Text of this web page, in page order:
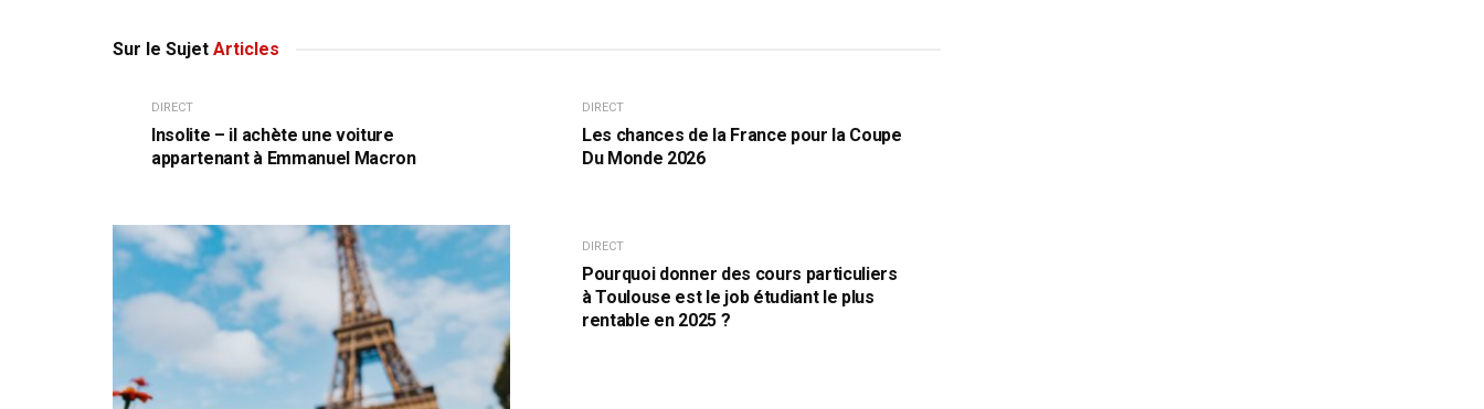
Sur le Sujet Articles
DIRECT
Insolite – il achète une voiture
appartenant à Emmanuel Macron
DIRECT
Les chances de la France pour la Coupe
Du Monde 2026
DIRECT
Pourquoi donner des cours particuliers
à Toulouse est le job étudiant le plus
rentable en 2025 ?